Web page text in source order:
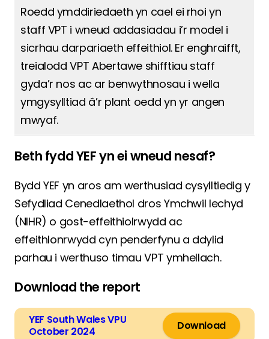
Roedd ymddiriedaeth yn cael ei rhoi yn
staff VPT i wneud addasiadau i’r model i
sicrhau darpariaeth effeithiol. Er enghraifft,
treialodd VPT Abertawe shifftiau staff
gyda’r nos ac ar benwythnosau i wella
ymgysylltiad â’r plant oedd yn yr angen
mwyaf.
Beth fydd YEF yn ei wneud nesaf?
Bydd YEF yn aros am werthusiad cysylltiedig y
Sefydliad Cenedlaethol dros Ymchwil Iechyd
(NIHR) o gost-effeithiolrwydd ac
effeithlonrwydd cyn penderfynu a ddylid
parhau i werthuso timau VPT ymhellach.
Download the report
YEF South Wales VPU
October 2024
Download